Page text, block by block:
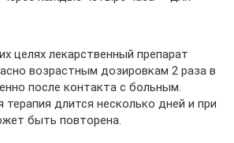
целях лекарственный препарат
возрастным дозировкам 2 раза в
после контакта с больным.
терапия длится несколько дней и при
быть повторена.